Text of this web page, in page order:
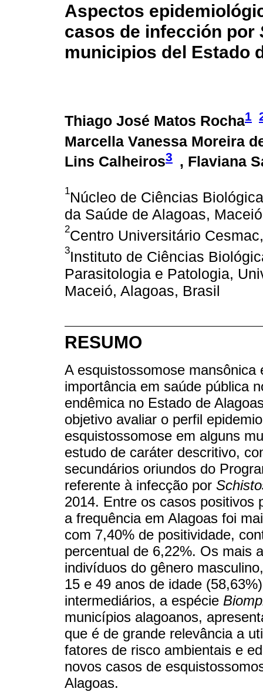
Aspectos
casos de infección por
municipios del Estado
Thiago José Matos Rocha1
Marcella Vanessa Moreira
Lins Calheiros3 , Flaviana
1Núcleo de Ciências
da Saúde de Alagoas,
2Centro Universitário
3Instituto de Ciências
Parasitologia e Patologia,
Maceió, Alagoas, Brasil
RESUMO
A esquistossomose
importância em saúde pública
endêmica no Estado de
objetivo avaliar o perfil
esquistossomose em alguns
estudo de caráter descritivo,
secundários oriundos do
referente à infecção por
2014. Entre os casos positivos
a frequência em Alagoas foi
com 7,40% de positividade,
percentual de 6,22%. Os mais
indivíduos do gênero
15 e 49 anos de idade
intermediários, a espécie
municípios alagoanos,
que é de grande relevância a
fatores de risco ambientais e
novos casos de
Alagoas.